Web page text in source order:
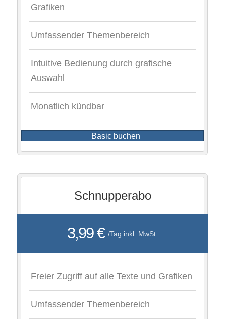
Grafiken
Umfassender Themenbereich
Intuitive Bedienung durch grafische
Auswahl
Monatlich kündbar
Basic buchen
Schnupperabo
3,99 € /Tag inkl. MwSt.
Freier Zugriff auf alle Texte und Grafiken
Umfassender Themenbereich